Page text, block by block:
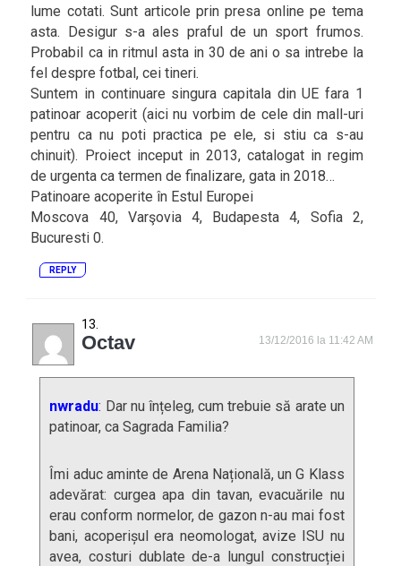
lume cotati. Sunt articole prin presa online pe tema
asta. Desigur s-a ales praful de un sport frumos.
Probabil ca in ritmul asta in 30 de ani o sa intrebe la
fel despre fotbal, cei tineri.
Suntem in continuare singura capitala din UE fara 1
patinoar acoperit (aici nu vorbim de cele din mall-uri
pentru ca nu poti practica pe ele, si stiu ca s-au
chinuit). Proiect inceput in 2013, catalogat in regim
de urgenta ca termen de finalizare, gata in 2018…
Patinoare acoperite în Estul Europei
Moscova 40, Varşovia 4, Budapesta 4, Sofia 2,
Bucuresti 0.
REPLY
Octav 13/12/2016 la 11:42 AM
nwradu: Dar nu înțeleg, cum trebuie să arate un
patinoar, ca Sagrada Familia?
Îmi aduc aminte de Arena Națională, un G Klass
adevărat: curgea apa din tavan, evacuările nu
erau conform normelor, de gazon n-au mai fost
bani, acoperișul era neomologat, avize ISU nu
avea, costuri dublate de-a lungul construcției